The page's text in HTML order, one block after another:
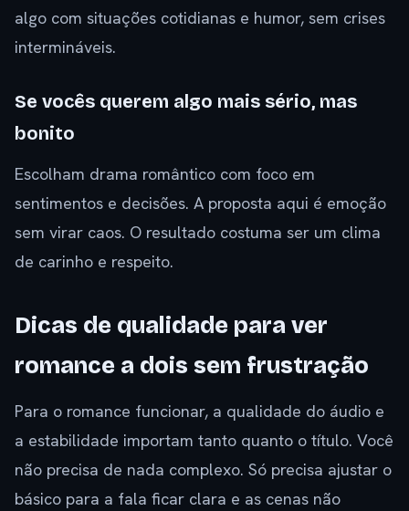
algo com situações cotidianas e humor, sem crises
intermináveis.
Se vocês querem algo mais sério, mas
bonito
Escolham drama romântico com foco em
sentimentos e decisões. A proposta aqui é emoção
sem virar caos. O resultado costuma ser um clima
de carinho e respeito.
Dicas de qualidade para ver
romance a dois sem frustração
Para o romance funcionar, a qualidade do áudio e
a estabilidade importam tanto quanto o título. Você
não precisa de nada complexo. Só precisa ajustar o
básico para a fala ficar clara e as cenas não